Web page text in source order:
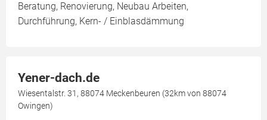
Beratung, Renovierung, Neubau Arbeiten,
Durchführung, Kern- / Einblasdämmung
Yener-dach.de
Wiesentalstr. 31, 88074 Meckenbeuren (32km von 88074
Owingen)